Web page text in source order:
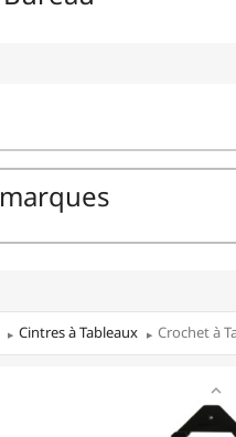
Cintres à Tableaux Crochet à
